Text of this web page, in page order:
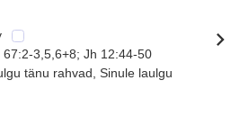
3,5,6+8; Jh 12:44-50
tänu rahvad, Sinule laulgu